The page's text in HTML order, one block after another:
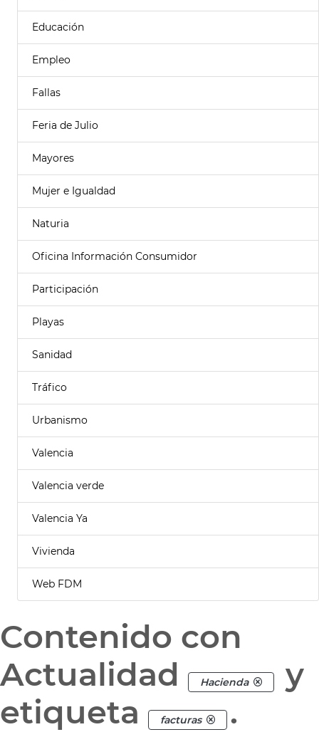
Educación
Empleo
Fallas
Feria de Julio
Mayores
Mujer e Igualdad
Naturia
Oficina Información Consumidor
Participación
Playas
Sanidad
Tráfico
Urbanismo
Valencia
Valencia verde
Valencia Ya
Vivienda
Web FDM
Contenido con
Actualidad
Hacienda
y
etiqueta
facturas .